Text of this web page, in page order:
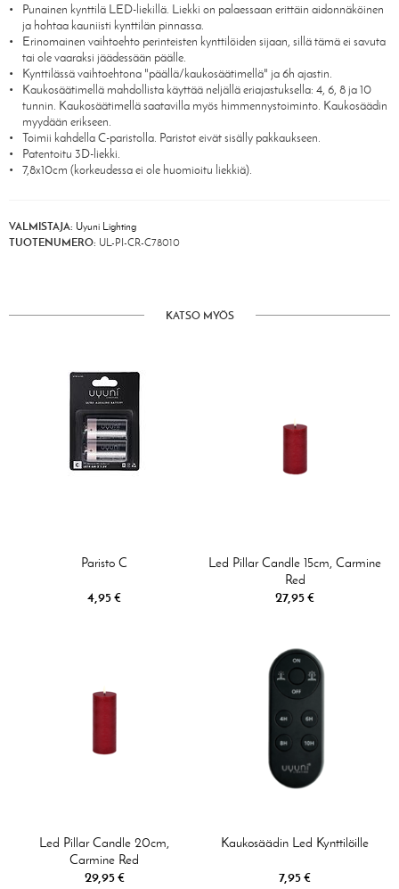
Punainen kynttilä LED-liekillä. Liekki on palaessaan erittäin aidonnäköinen
ja hohtaa kauniisti kynttilän pinnassa.
Erinomainen vaihtoehto perinteisten kynttilöiden sijaan, sillä tämä ei savuta
tai ole vaaraksi jäädessään päälle.
Kynttilässä vaihtoehtona "päällä/kaukosäätimellä" ja 6h ajastin.
Kaukosäätimellä mahdollista käyttää neljällä eriajastuksella: 4, 6, 8 ja 10
tunnin. Kaukosäätimellä saatavilla myös himmennystoiminto. Kaukosäädin
myydään erikseen.
Toimii kahdella C-paristolla. Paristot eivät sisälly pakkaukseen.
Patentoitu 3D-liekki.
7,8x10cm (korkeudessa ei ole huomioitu liekkiä).
VALMISTAJA: Uyuni Lighting
TUOTENUMERO: UL-PI-CR-C78010
KATSO MYÖS
Paristo C
4,95 €
Led Pillar Candle 15cm, Carmine
Red
27,95 €
Led Pillar Candle 20cm,
Carmine Red
29,95 €
Kaukosäädin Led Kynttilöille
7,95 €